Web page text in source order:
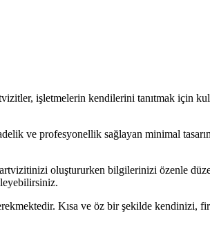
işletmelerin kendilerini tanıtmak için
ve profesyonellik sağlayan minimal
oluştururken bilgilerinizi özenle
Kısa ve öz bir şekilde kendinizi,